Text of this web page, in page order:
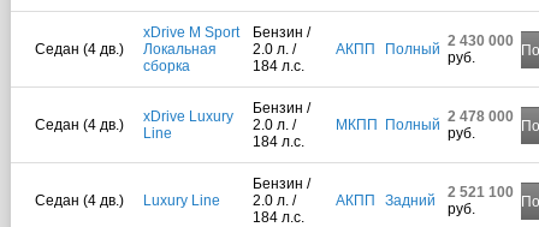
Седан (4 дв.)
xDrive M Sport
Локальная
сборка
Бензин /
2.0 л. /
184 л.с.
АКПП Полный 2 430 000
руб.
Седан (4 дв.)
xDrive Luxury
Line
Бензин /
2.0 л. /
184 л.с.
МКПП Полный 2 478 000
руб.
Седан (4 дв.) Luxury Line
Бензин /
2.0 л. /
184 л.с.
АКПП Задний
2 521 100
руб.